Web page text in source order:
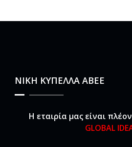
ΝΙΚΗ ΚΥΠΕΛΛΑ ΑΒΕΕ
Η εταιρία μας είναι
GLOBAL